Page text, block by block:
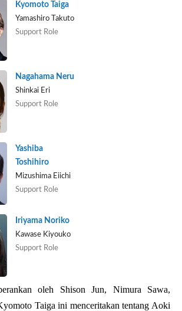
Kyomoto Taiga
Yamashiro Takuto
Support Role
Nagahama Neru
Shinkai Eri
Support Role
Yashiba
Toshihiro
Mizushima Eiichi
Support Role
Iriyama Noriko
Kawase Kiyouko
Support Role
oleh Shison Jun, Nimura Sawa,
Taiga ini menceritakan tentang Aoki